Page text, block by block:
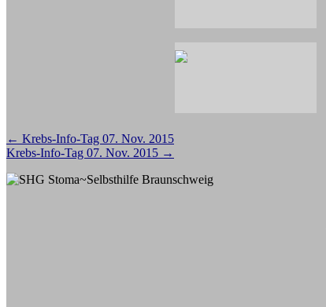
Beitragsnavigation
← Krebs-Info-Tag 07. Nov. 2015
Krebs-Info-Tag 07. Nov. 2015 →